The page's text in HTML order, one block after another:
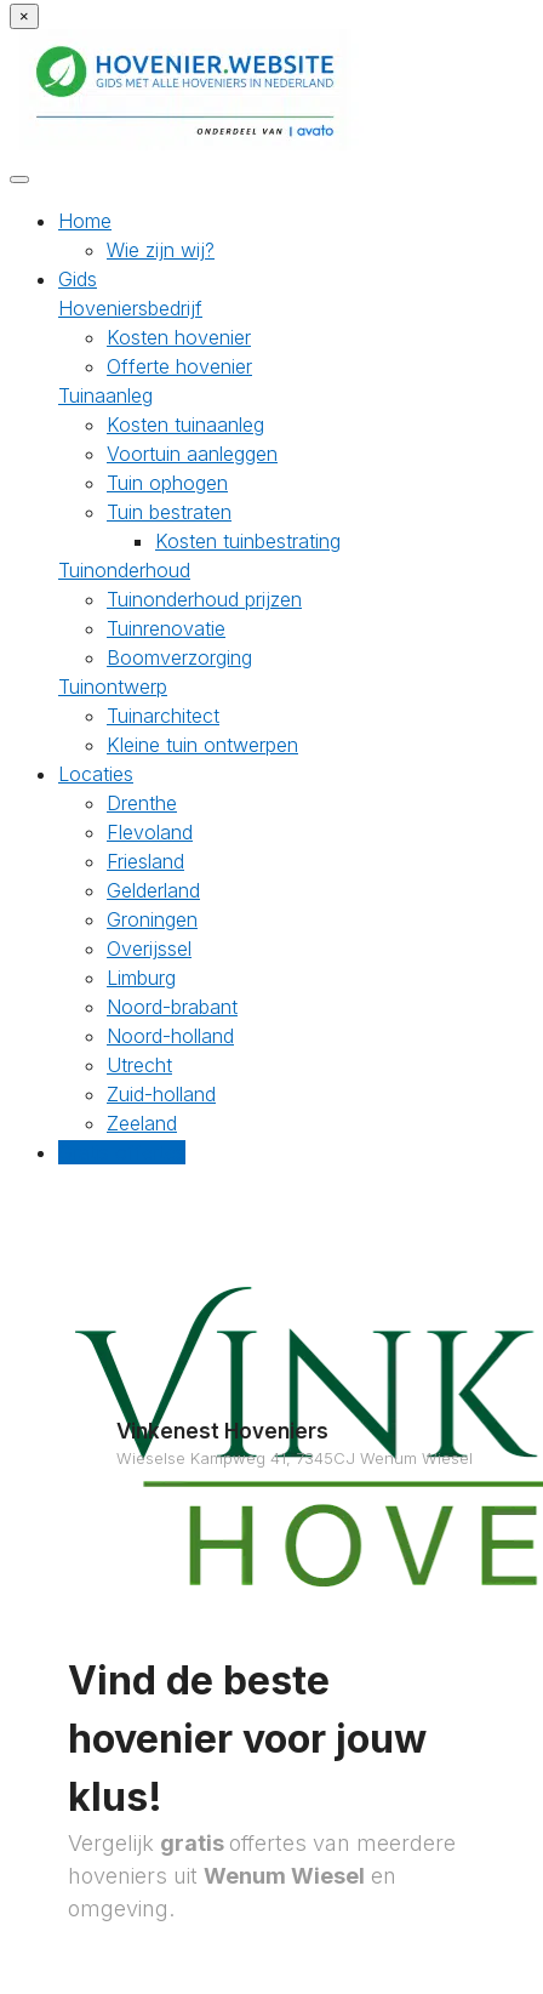
×
Home
Wie zijn wij?
Gids
Hoveniersbedrijf
Kosten hovenier
Offerte hovenier
Tuinaanleg
Kosten tuinaanleg
Voortuin aanleggen
Tuin ophogen
Tuin bestraten
Kosten tuinbestrating
Tuinonderhoud
Tuinonderhoud prijzen
Tuinrenovatie
Boomverzorging
Tuinontwerp
Tuinarchitect
Kleine tuin ontwerpen
Locaties
Drenthe
Flevoland
Friesland
Gelderland
Groningen
Overijssel
Limburg
Noord-brabant
Noord-holland
Utrecht
Zuid-holland
Zeeland
Vinkenest Hoveniers
Wieselse Kampweg 41, 7345CJ Wenum Wiesel
Vind de beste
hovenier voor jouw
klus!
Vergelijk gratis offertes van meerdere
hoveniers uit Wenum Wiesel en
omgeving.